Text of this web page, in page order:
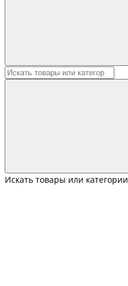
Искать товары или категории